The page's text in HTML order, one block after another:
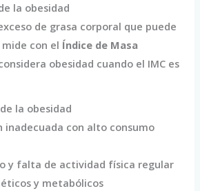
la obesidad
de grasa corporal que puede
con el Índice de Masa
obesidad cuando el IMC es
la obesidad
inadecuada con alto consumo
y falta de actividad física regular
y metabólicos